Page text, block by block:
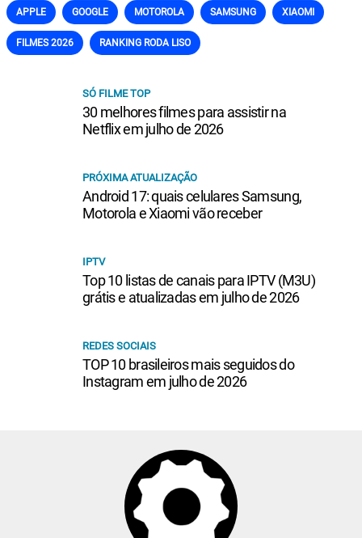
APPLE GOOGLE MOTOROLA SAMSUNG XIAOMI
FILMES 2026 RANKING RODA LISO
SÓ FILME TOP
30 melhores filmes para assistir na
Netflix em julho de 2026
PRÓXIMA ATUALIZAÇÃO
Android 17: quais celulares Samsung,
Motorola e Xiaomi vão receber
IPTV
Top 10 listas de canais para IPTV (M3U)
grátis e atualizadas em julho de 2026
REDES SOCIAIS
TOP 10 brasileiros mais seguidos do
Instagram em julho de 2026